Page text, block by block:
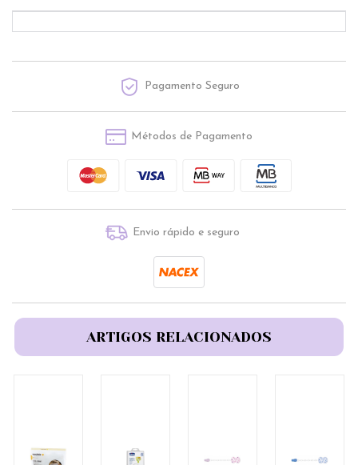
Pagamento Seguro
Métodos de Pagamento
Envio rápido e seguro
ARTIGOS RELACIONADOS